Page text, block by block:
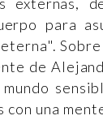
para
de
una